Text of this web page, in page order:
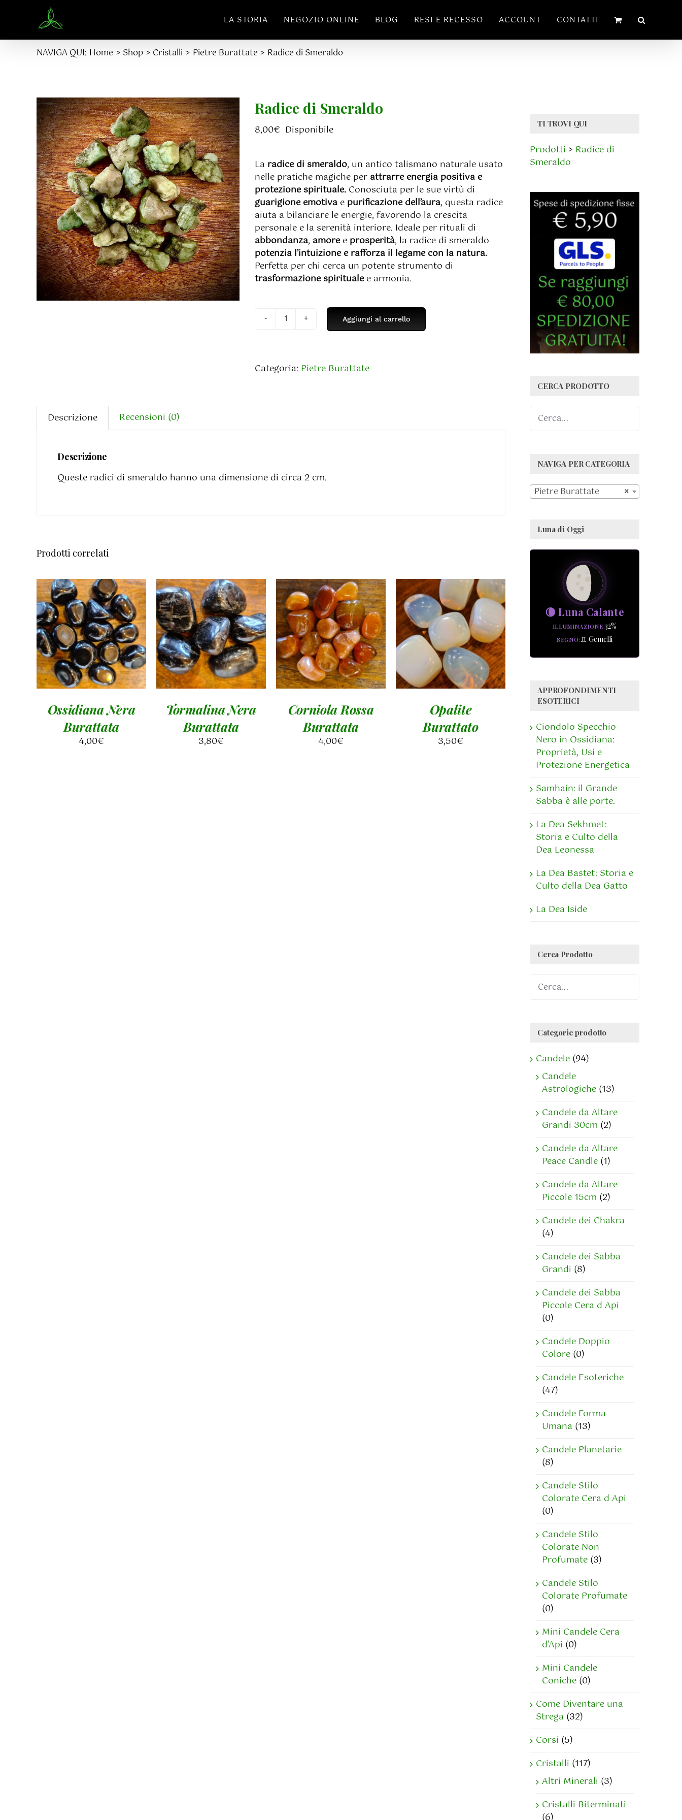
contenuto
LA STORIA NEGOZIO ONLINE BLOG RESI E RECESSO ACCOUNT CONTATTI
NAVIGA QUI: Home Shop Cristalli Pietre Burattate Radice di Smeraldo
Radice di Smeraldo
8,00€ Disponibile
La radice di smeraldo, un antico talismano naturale usato
nelle pratiche magiche per attrarre energia positiva e
protezione spirituale. Conosciuta per le sue virtù di
guarigione emotiva e purificazione dell’aura, questa radice
aiuta a bilanciare le energie, favorendo la crescita
personale e la serenità interiore. Ideale per rituali di
abbondanza, amoree prosperità, la radice di smeraldo
potenzia l’intuizione e rafforza il legame con la natura.
Perfetta per chi cerca un potente strumento di
trasformazione spiritualee armonia.
Radice
quantità
Aggiungi al carrello
Categoria: Pietre Burattate
Descrizione Recensioni (0)
Descrizione
Queste radici di smeraldo hanno una dimensione di circa 2 cm.
Prodotti correlati
AGGIUNGI AL
CARRELLO
/
DETTAGLI
Ossidiana Nera
Burattata
4,00€
AGGIUNGI AL
CARRELLO
/
DETTAGLI
Tormalina Nera
Burattata
3,80€
AGGIUNGI AL
CARRELLO
/
DETTAGLI
Corniola Rossa
Burattata
4,00€
AGGIUNGI AL
CARRELLO
/
DETTAGLI
Opalite
Burattato
3,50€
TI TROVI QUI
Prodotti > Radice di
Smeraldo
CERCA PRODOTTO
NAVIGA PER CATEGORIA
×
Pietre Burattate
Luna di Oggi
🌘 Luna Calante
ILLUMINAZIONE 32%
SEGNO ♊ Gemelli
APPROFONDIMENTI
ESOTERICI
Ciondolo Specchio
Nero in Ossidiana:
Proprietà, Usi e
Protezione Energetica
Samhain: il Grande
Sabba è alle porte.
La Dea Sekhmet:
Storia e Culto della
Dea Leonessa
La Dea Bastet: Storia e
Culto della Dea Gatto
La Dea Iside
Cerca Prodotto
Categorie prodotto
Candele (94)
Candele
Astrologiche (13)
Candele da Altare
Grandi 30cm (2)
Candele da Altare
Peace Candle (1)
Candele da Altare
Piccole 15cm (2)
Candele dei Chakra
(4)
Candele dei Sabba
Grandi (8)
Candele dei Sabba
Piccole Cera d Api
(0)
Candele Doppio
Colore (0)
Candele Esoteriche
(47)
Candele Forma
Umana (13)
Candele Planetarie
(8)
Candele Stilo
Colorate Cera d Api
(0)
Candele Stilo
Colorate Non
Profumate (3)
Candele Stilo
Colorate Profumate
(0)
Mini Candele Cera
d'Api (0)
Mini Candele
Coniche (0)
Come Diventare una
Strega (32)
Corsi (5)
Cristalli (117)
Altri Minerali (3)
Cristalli Biterminati